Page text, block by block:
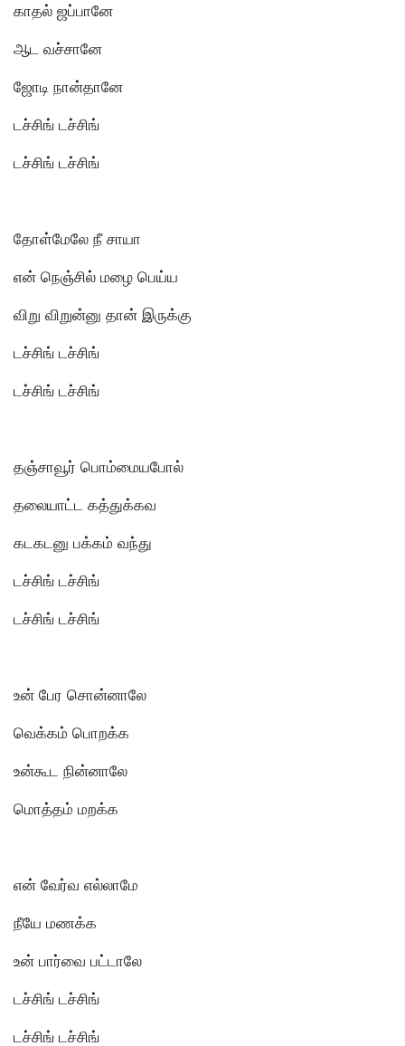
காதல் ஜப்பானே
ஆட வச்சானே
ஜோடி நான்தானே
டச்சிங் டச்சிங்
டச்சிங் டச்சிங்
தோள்மேலே நீ சாயா
என் நெஞ்சில் மழை பெய்ய
விறு விறுன்னு தான் இருக்கு
டச்சிங் டச்சிங்
டச்சிங் டச்சிங்
தஞ்சாவூர் பொம்மையபோல்
தலையாட்ட கத்துக்கவ
கடகடனு பக்கம் வந்து
டச்சிங் டச்சிங்
டச்சிங் டச்சிங்
உன் பேர சொன்னாலே
வெக்கம் பொறக்க
உன்கூட நின்னாலே
மொத்தம் மறக்க
என் வேர்வ எல்லாமே
நீயே மணக்க
உன் பார்வை பட்டாலே
டச்சிங் டச்சிங்
டச்சிங் டச்சிங்